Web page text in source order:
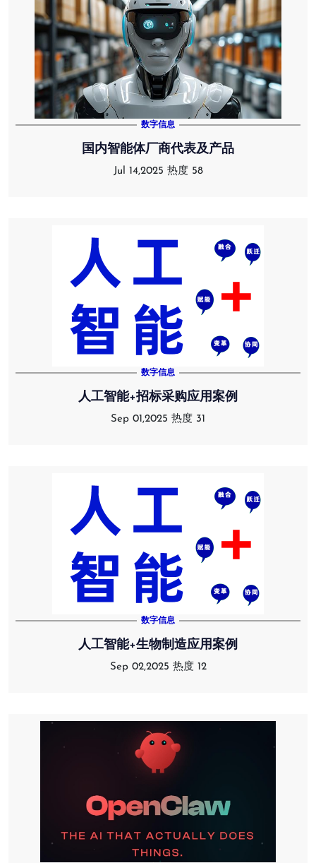
数字信息
国内智能体厂商代表及产品
Jul 14,2025 热度 58
数字信息
人工智能+招标采购应用案例
Sep 01,2025 热度 31
数字信息
人工智能+生物制造应用案例
Sep 02,2025 热度 12